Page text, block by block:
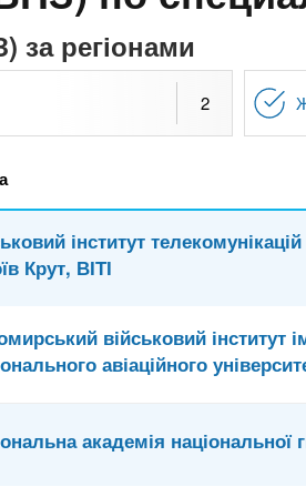
за регіонами
2
інститут
Крут, ВІТІ
військовий інститут
авіаційного
академія національної